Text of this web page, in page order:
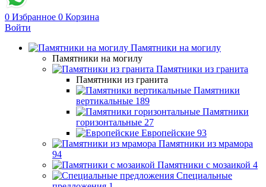
0 Избранное 0 Корзина
Войти
Памятники на могилу
Памятники на могилу
Памятники из гранита
Памятники из гранита
Памятники
вертикальные 189
Памятники
горизонтальные 27
Европейские 93
Памятники из мрамора
94
Памятники с мозаикой 4
Специальные